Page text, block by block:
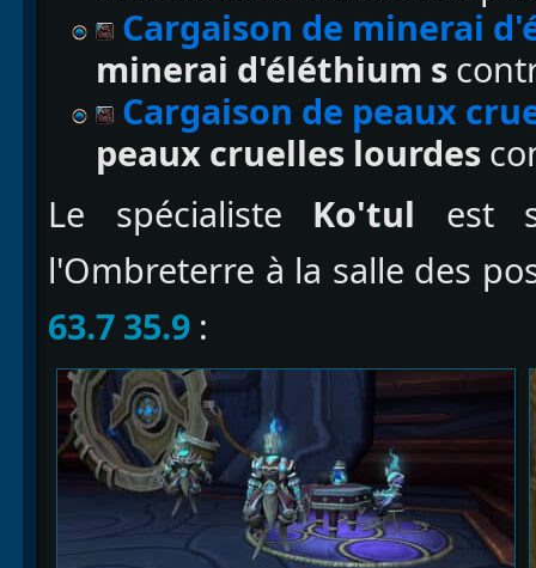
Cargaison de minerai
minerai d'éléthium s
Cargaison de peaux
peaux cruelles lourdes
Le spécialiste Ko'tul est
l'Ombreterre à la salle des
63.7 35.9 :